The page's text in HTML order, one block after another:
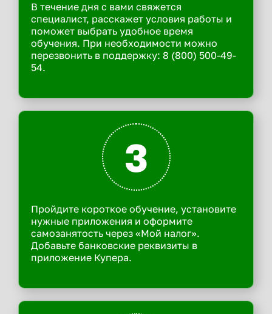
В течение дня с вами свяжется
специалист, расскажет условия работы и
поможет выбрать удобное время
обучения. При необходимости можно
перезвонить в поддержку: 8 (800) 500-49-
54.
3
Пройдите короткое обучение, установите
нужные приложения и оформите
самозанятость через «Мой налог».
Добавьте банковские реквизиты в
приложение Купера.